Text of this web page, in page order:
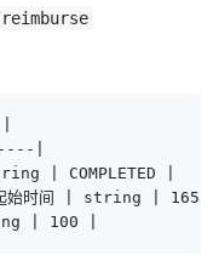
|
| COMPLETED |
始时间 | string |
| 100 |